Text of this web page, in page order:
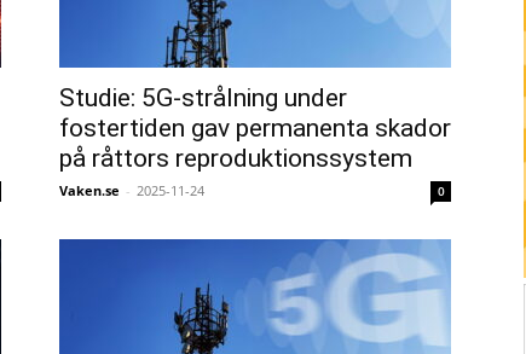
Studie: 5G-strålning under
fostertiden gav permanenta skador
på råttors reproduktionssystem
Vaken.se - 2025-11-24 0